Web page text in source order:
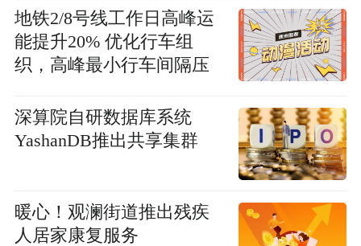
地铁2/8号线工作日高峰运
能提升20% 优化行车组
织，高峰最小行车间隔压
深算院自研数据库系统
YashanDB推出共享集群
暖心！观澜街道推出残疾
人居家康复服务